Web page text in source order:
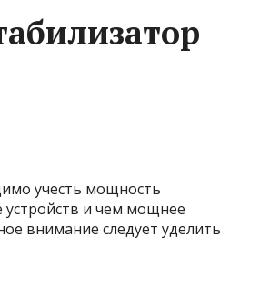
учесть мощность
устройств и чем мощнее
внимание следует уделить